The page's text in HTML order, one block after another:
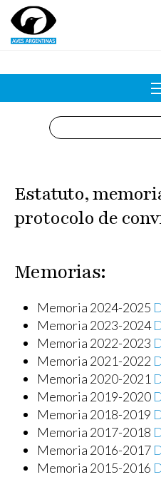
Pasar al contenido principal
Buscar
Estatuto,
protocolo de
Memorias:
Memoria 2024-2025
Memoria 2023-2024
Memoria 2022-2023
Memoria 2021-2022
Memoria 2020-2021
Memoria 2019-2020
Memoria 2018-2019
Memoria 2017-2018
Memoria 2016-2017
Memoria 2015-2016